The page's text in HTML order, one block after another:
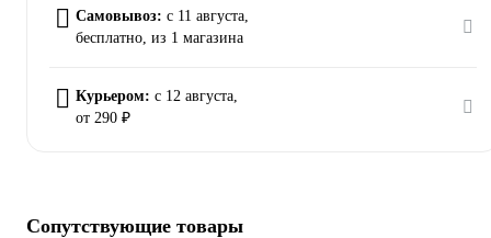
Самовывоз: c 11 августа,
бесплатно, из 1 магазина
Курьером: c 12 августа,
от 290 ₽
Сопутствующие товары